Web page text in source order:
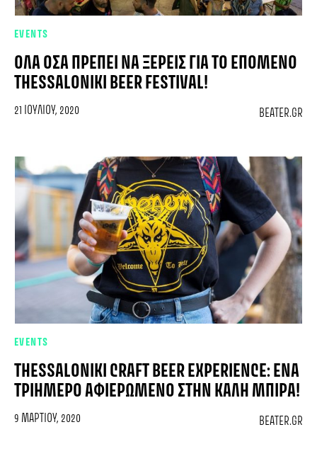
EVENTS
ΌΛΑ ΌΣΑ ΠΡΈΠΕΙ ΝΑ ΞΈΡΕΙΣ ΓΙΑ ΤΟ ΕΠΌΜΕΝΟ
THESSALONIKI BEER FESTIVAL!
21 ΙΟΥΛΊΟΥ, 2020 BEATER.GR
EVENTS
THESSALONIKI CRAFT BEER EXPERIENCE: ΈΝΑ
ΤΡΙΉΜΕΡΟ ΑΦΙΕΡΩΜΈΝΟ ΣΤΗΝ ΚΑΛΉ ΜΠΊΡΑ!
9 ΜΑΡΤΊΟΥ, 2020 BEATER.GR